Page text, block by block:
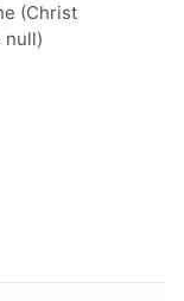
(Christ
null)